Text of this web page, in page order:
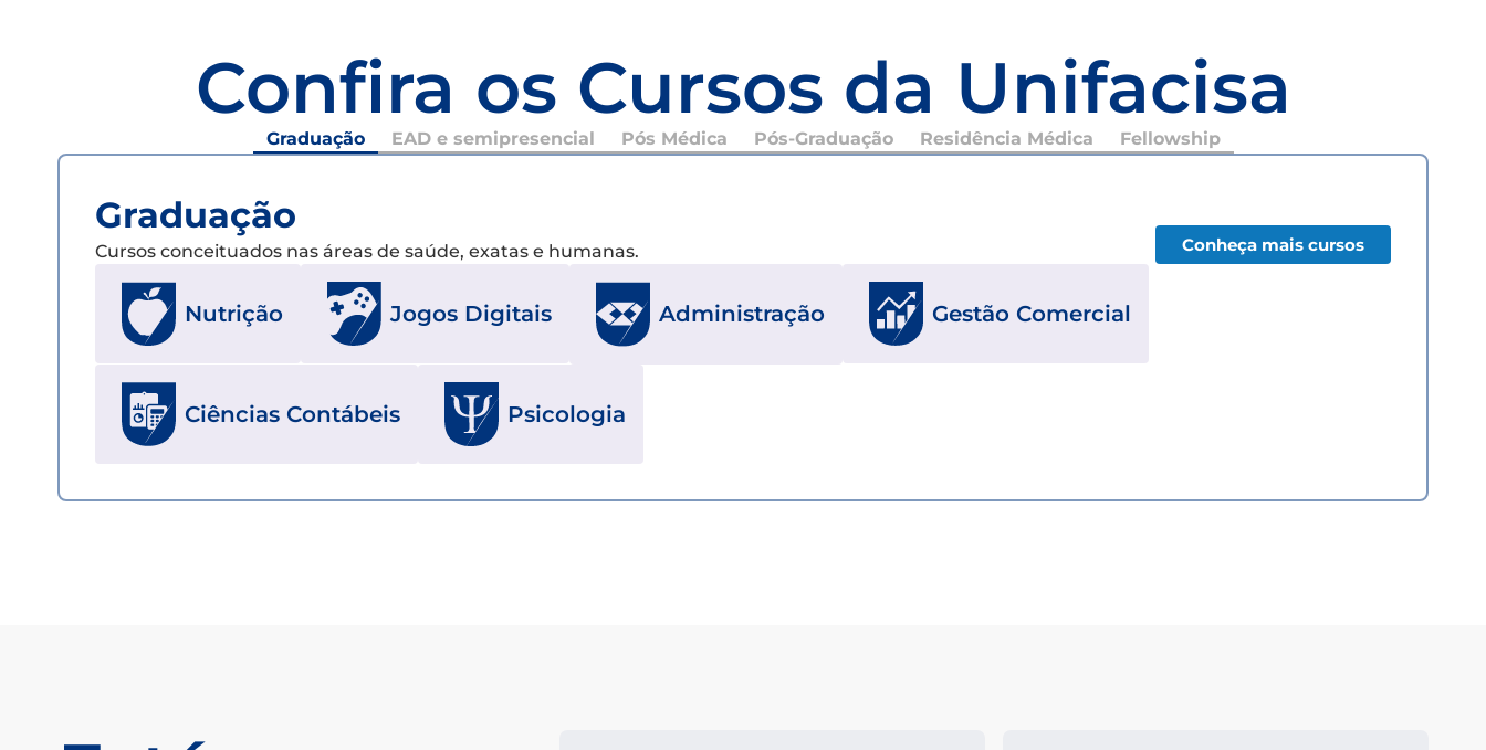
Confira os Cursos da Unifacisa
Graduação EAD e semipresencial Pós Médica Pós-Graduação Residência Médica Fellowship
Graduação
Cursos conceituados nas áreas de saúde, exatas e humanas. Conheça mais cursos
Nutrição Jogos Digitais Administração Gestão Comercial
Ciências Contábeis Psicologia